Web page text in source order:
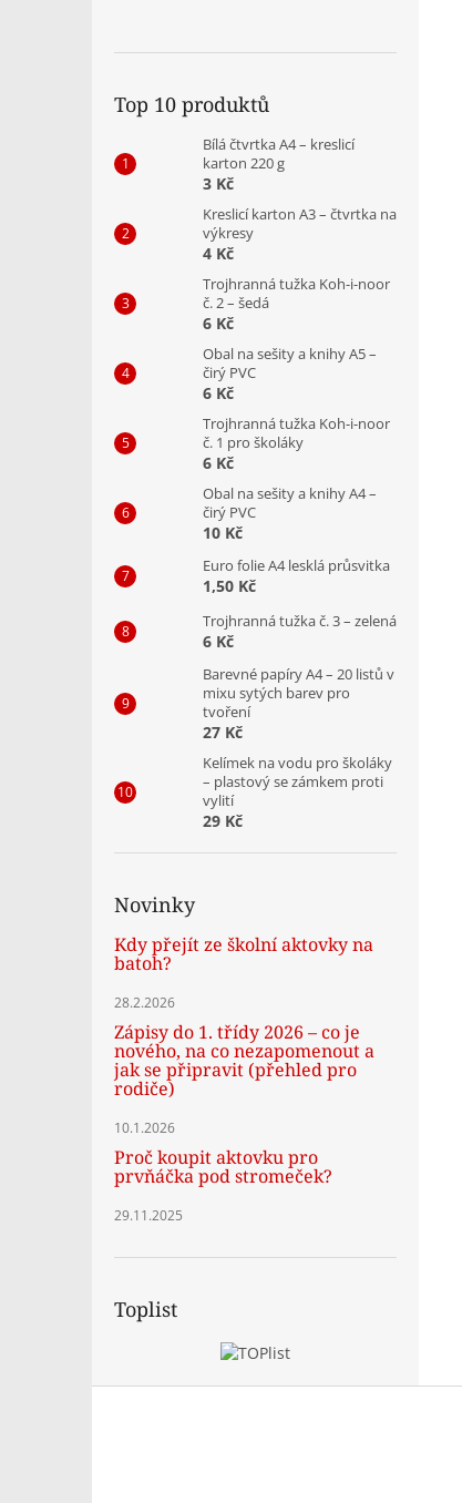
Top 10 produktů
Bílá čtvrtka A4 – kreslicí
karton 220 g
3 Kč
Kreslicí karton A3 – čtvrtka na
výkresy
4 Kč
Trojhranná tužka Koh-i-noor
č. 2 – šedá
6 Kč
Obal na sešity a knihy A5 –
čirý PVC
6 Kč
Trojhranná tužka Koh-i-noor
č. 1 pro školáky
6 Kč
Obal na sešity a knihy A4 –
čirý PVC
10 Kč
Euro folie A4 lesklá průsvitka
1,50 Kč
Trojhranná tužka č. 3 – zelená
6 Kč
Barevné papíry A4 – 20 listů v
mixu sytých barev pro
tvoření
27 Kč
Kelímek na vodu pro školáky
– plastový se zámkem proti
vylití
29 Kč
Novinky
Kdy přejít ze školní aktovky na
batoh?
28.2.2026
Zápisy do 1. třídy 2026 – co je
nového, na co nezapomenout a
jak se připravit (přehled pro
rodiče)
10.1.2026
Proč koupit aktovku pro
prvňáčka pod stromeček?
29.11.2025
Toplist